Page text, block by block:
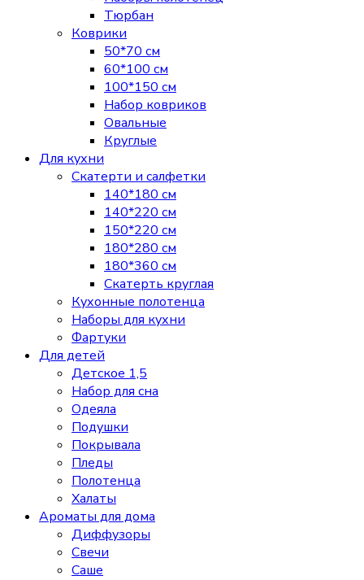
Тюрбан
Коврики
50*70 см
60*100 см
100*150 см
Набор ковриков
Овальные
Круглые
Для кухни
Скатерти и салфетки
140*180 см
140*220 см
150*220 см
180*280 см
180*360 см
Скатерть круглая
Кухонные полотенца
Наборы для кухни
Фартуки
Для детей
Детское 1,5
Набор для сна
Одеяла
Подушки
Покрывала
Пледы
Полотенца
Халаты
Ароматы для дома
Диффузоры
Свечи
Cаше